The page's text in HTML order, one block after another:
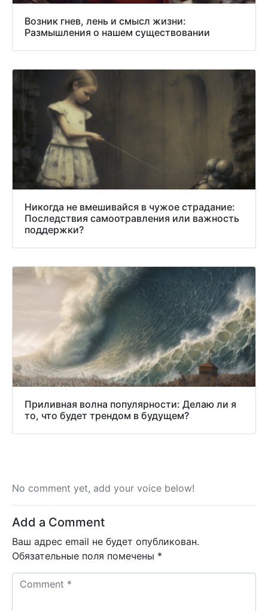
Возник гнев, лень и смысл жизни:
Размышления о нашем существовании
Никогда не вмешивайся в чужое страдание:
Последствия самоотравления или важность
поддержки?
Приливная волна популярности: Делаю ли я
то, что будет трендом в будущем?
No comment yet, add your voice below!
Add a Comment
Ваш адрес email не будет опубликован.
Обязательные поля помечены *